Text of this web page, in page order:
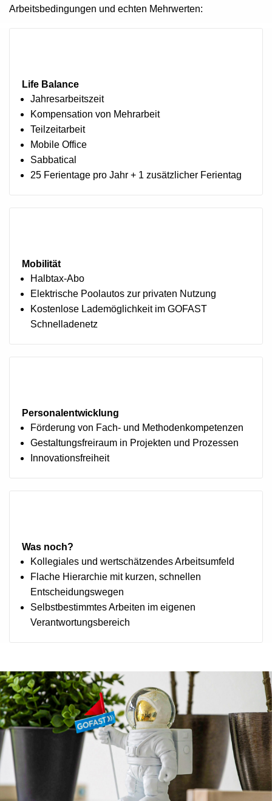
Arbeitsbedingungen und echten Mehrwerten:
Life Balance
Jahresarbeitszeit
Kompensation von Mehrarbeit
Teilzeitarbeit
Mobile Office
Sabbatical
25 Ferientage pro Jahr + 1 zusätzlicher Ferientag
Mobilität
Halbtax-Abo
Elektrische Poolautos zur privaten Nutzung
Kostenlose Lademöglichkeit im GOFAST
Schnelladenetz
Personalentwicklung
Förderung von Fach- und Methodenkompetenzen
Gestaltungsfreiraum in Projekten und Prozessen
Innovationsfreiheit
Was noch?
Kollegiales und wertschätzendes Arbeitsumfeld
Flache Hierarchie mit kurzen, schnellen
Entscheidungswegen
Selbstbestimmtes Arbeiten im eigenen
Verantwortungsbereich